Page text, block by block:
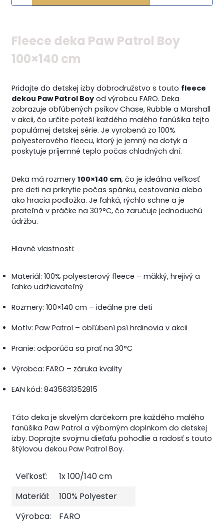
Fleece deka Paw Patrol Boy
100×140 cm
Pridajte do detskej izby dobrodružstvo s touto fleece
dekou Paw Patrol Boy od výrobcu FARO. Deka
zobrazuje obľúbených psíkov Chase, Rubble a Marshall
v akcii, čo určite poteší každého malého fanúšika tejto
populárnej detskej série. Je vyrobená zo 100%
polyesterového fleecu, ktorý je jemný na dotyk a
poskytuje príjemné teplo počas chladných dní.
Deka má rozmery100×140 cm, čo je ideálna veľkosť
pre deti na prikrytie počas spánku, cestovania alebo
ako hracia podložka. Je ľahká, rýchlo schne a je
prateľná v práčke na 30?°C, čo zaručuje jednoduchú
údržbu.
Hlavné vlastnosti:
Materiál: 100% polyesterový fleece – mäkký, hrejivý a
ľahko udržiavateľný
Rozmery: 100×140 cm – ideálne pre deti
Motív: Paw Patrol – obľúbení psí hrdinovia v akcii
Pranie: odporúča sa prať na 30°C
Výrobca: FARO – záruka kvality
EAN kód: 8435631352815
Táto deka je skvelým darčekom pre každého malého
fanúšika Paw Patrol a výborným doplnkom do detskej
izby. Doprajte svojmu dieťaťu pohodlie a radosť s touto
štýlovou dekou Paw Patrol Boy.
Veľkosť:
1x 100/140 cm
Materiál:
100% Polyester
Výrobca:
FARO